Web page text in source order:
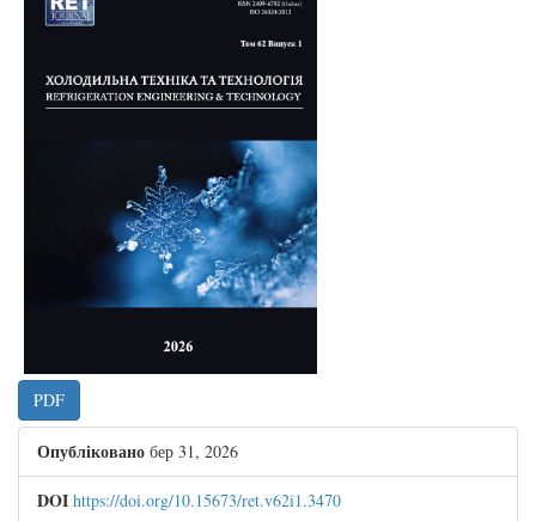
PDF
Опубліковано бер 31, 2026
DOI https://doi.org/10.15673/ret.v62i1.3470